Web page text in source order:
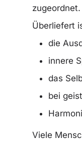
Überliefert
die
innere
das
bei
Viele